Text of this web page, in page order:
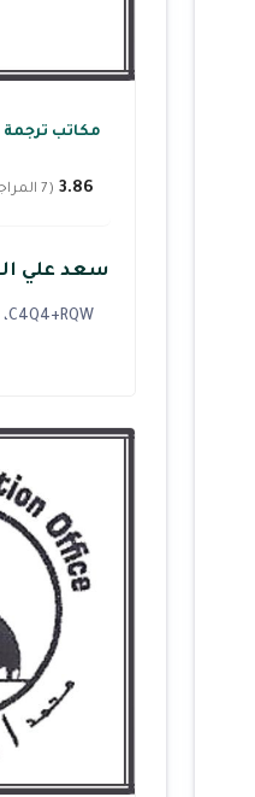
مكاتب ترجمة
3.86 (7 المراجعات)
سعد علي